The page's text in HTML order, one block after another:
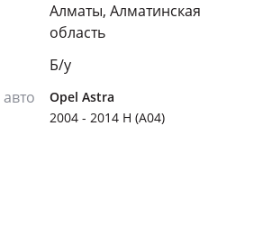
Алматы, Алматинская
область
Б/y
Opel Astra
2004 - 2014 H (A04)